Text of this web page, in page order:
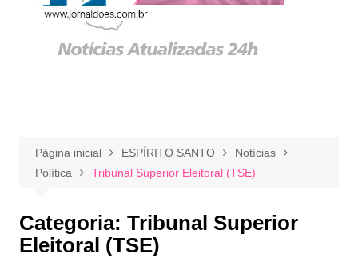
Página inicial ESPÍRITO SANTO
Notícias
Política
Tribunal Superior Eleitoral (TSE)
Categoria: Tribunal Superior
Eleitoral (TSE)